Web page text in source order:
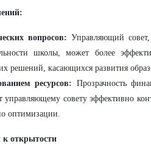
вопросов: Управляющий
школы, может более
решений, касающихся развития
ресурсов: Прозрачность
управляющему совету эффективно
оптимизации.
открытости